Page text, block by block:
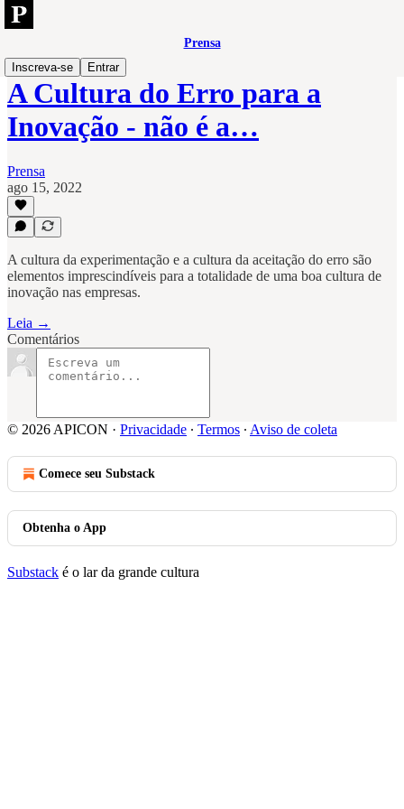
Prensa
Inscreva-se
Entrar
A Cultura do Erro para a
Inovação - não é a…
Prensa
ago 15, 2022
A cultura da experimentação e a cultura da aceitação do erro são
elementos imprescindíveis para a totalidade de uma boa cultura de
inovação nas empresas.
Leia →
Comentários
© 2026 APICON · Privacidade ∙ Termos ∙ Aviso de coleta
Comece seu Substack
Obtenha o App
Substack é o lar da grande cultura